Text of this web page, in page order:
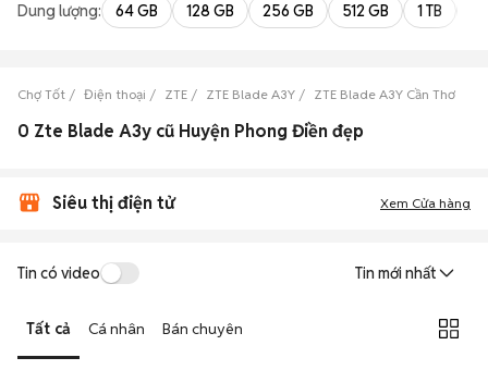
Dung lượng: 64 GB 128 GB 256 GB 512 GB 1 TB
Chợ Tốt Điện thoại ZTE ZTE Blade A3Y ZTE Blade A3Y Cần Thơ
0 Zte Blade A3y cũ Huyện Phong Điền đẹp
Siêu thị điện tử Xem Cửa hàng
Tin có video Tin mới nhất
Tất cả Cá nhân Bán chuyên